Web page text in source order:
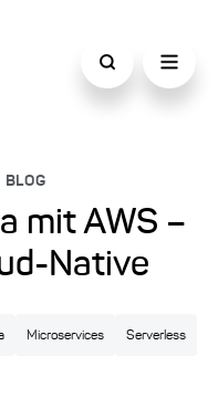
BLOG
mit AWS –
Native
Microservices Serverless